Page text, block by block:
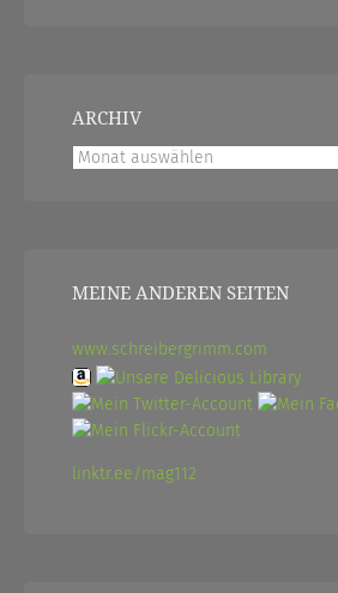
ARCHIV
Archiv
MEINE ANDEREN SEITEN
www.schreibergrimm.com
linktr.ee/mag112